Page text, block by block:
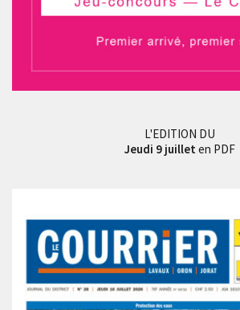
L'EDITION DU
Jeudi 9 juillet en PDF